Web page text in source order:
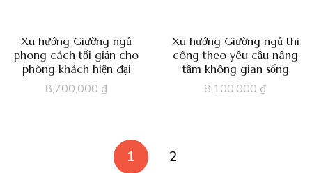
Xu hướng Giường ngủ
phong cách tối giản cho
phòng khách hiện đại
8,700,000 ₫
Xu hướng Giường ngủ thi
công theo yêu cầu nâng
tầm không gian sống
8,100,000 ₫
1 2